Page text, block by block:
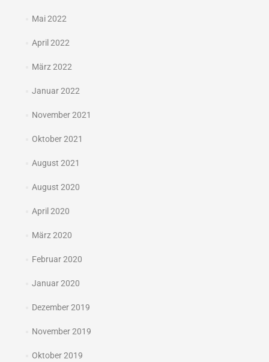
Mai 2022
April 2022
März 2022
Januar 2022
November 2021
Oktober 2021
August 2021
August 2020
April 2020
März 2020
Februar 2020
Januar 2020
Dezember 2019
November 2019
Oktober 2019